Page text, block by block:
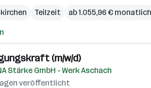
Teilzeit ab 1.055,96 € monatlich
(m/w/d)
Stärke GmbH - Werk Aschach
veröffentlicht